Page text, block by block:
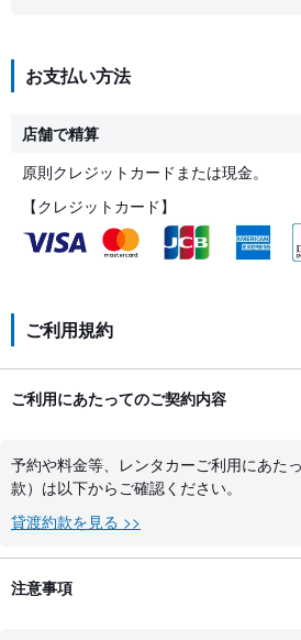
お支払い方法
店舗で精算
原則クレジットカードまたは現金。
【クレジットカード】
ご利用規約
ご利用にあたってのご契約内容
予約や料金等、レンタカーご利用にあた
款）は以下からご確認ください。
貸渡約款を見る >>
注意事項